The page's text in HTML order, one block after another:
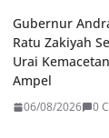
Gubernur
Ratu Zakiyah
Urai
Ampel
06/08/2026 0